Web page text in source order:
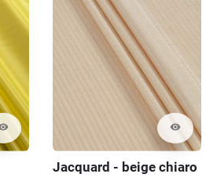
visibility
Jacquard - beige chiaro